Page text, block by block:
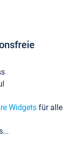
Widgets für alle